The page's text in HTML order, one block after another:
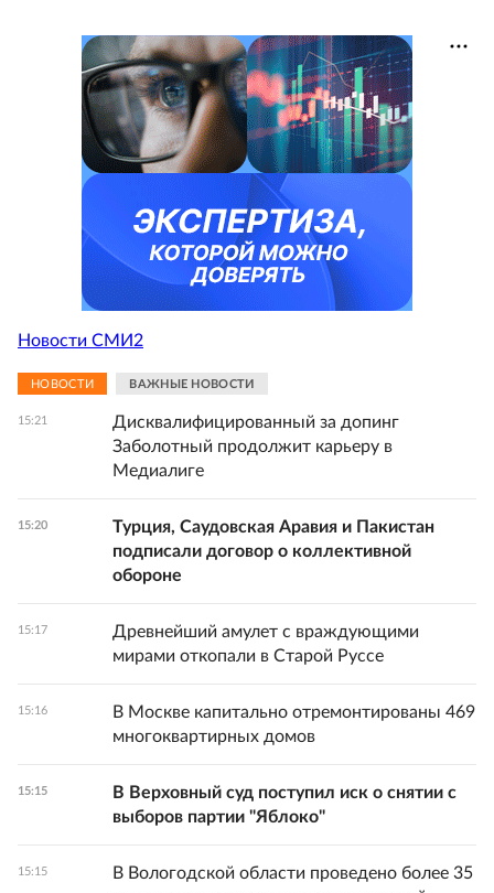
Новости СМИ2
НОВОСТИ ВАЖНЫЕ НОВОСТИ
15:21
Дисквалифицированный за допинг
Заболотный продолжит карьеру в
Медиалиге
15:20
Турция, Саудовская Аравия и Пакистан
подписали договор о коллективной
обороне
15:17
Древнейший амулет с враждующими
мирами откопали в Старой Руссе
15:16
В Москве капитально отремонтированы 469
многоквартирных домов
15:15
В Верховный суд поступил иск о снятии с
выборов партии "Яблоко"
15:15
В Вологодской области проведено более 35